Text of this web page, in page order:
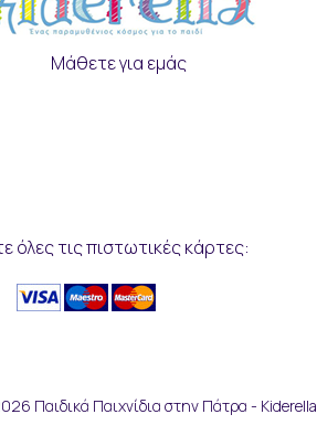
Μάθετε για εμάς
όλες τις πιστωτικές κάρτες:
Παιδικά Παιχνίδια στην Πάτρα - Kiderella